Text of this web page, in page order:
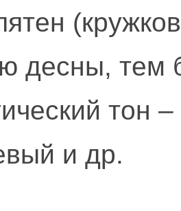
десны, тем
тон
и др.